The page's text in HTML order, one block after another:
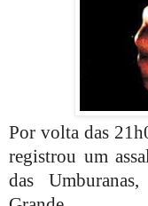
Por volta das
registrou um
das